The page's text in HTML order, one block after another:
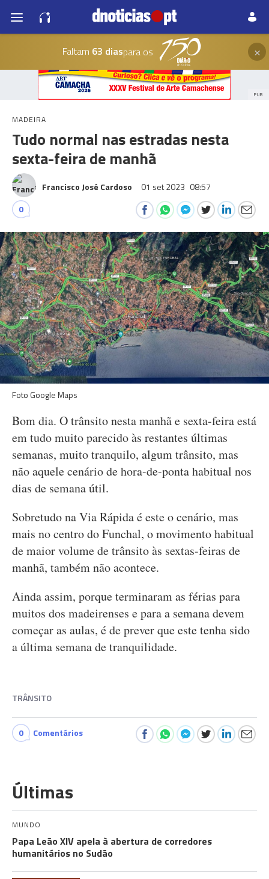
Faltam 63 diaspara os ×
PUB
MADEIRA
Tudo normal nas estradas nesta
sexta-feira de manhã
Francisco José Cardoso 01 set 2023 08:57
0
Foto Google Maps
Bom dia. O trânsito nesta manhã e sexta-feira está
em tudo muito parecido às restantes últimas
semanas, muito tranquilo, algum trânsito, mas
não aquele cenário de hora-de-ponta habitual nos
dias de semana útil.
Sobretudo na Via Rápida é este o cenário, mas
mais no centro do Funchal, o movimento habitual
de maior volume de trânsito às sextas-feiras de
manhã, também não acontece.
Ainda assim, porque terminaram as férias para
muitos dos madeirenses e para a semana devem
começar as aulas, é de prever que este tenha sido
a última semana de tranquilidade.
TRÂNSITO
0 Comentários
Últimas
MUNDO
Papa Leão XIV apela à abertura de corredores
humanitários no Sudão